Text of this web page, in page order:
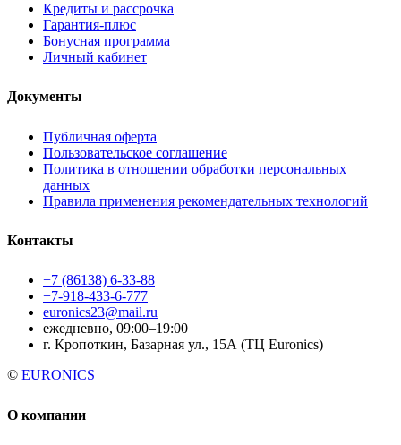
Кредиты и рассрочка
Гарантия-плюс
Бонусная программа
Личный кабинет
Документы
Публичная оферта
Пользовательское соглашение
Политика в отношении обработки персональных
данных
Правила применения рекомендательных технологий
Контакты
+7 (86138) 6-33-88
+7-918-433-6-777
euronics23@mail.ru
ежедневно, 09:00–19:00
г. Кропоткин, Базарная ул., 15А (ТЦ Euronics)
© EURONICS
О компании